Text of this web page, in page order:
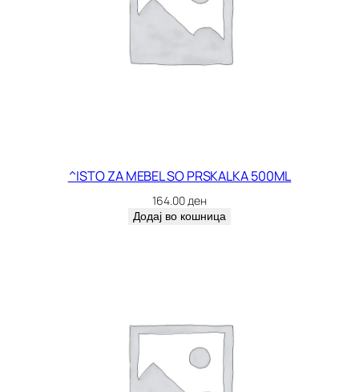
^ISTO ZA MEBEL SO PRSKALKA 500ML
164.00ден
Додај во кошница